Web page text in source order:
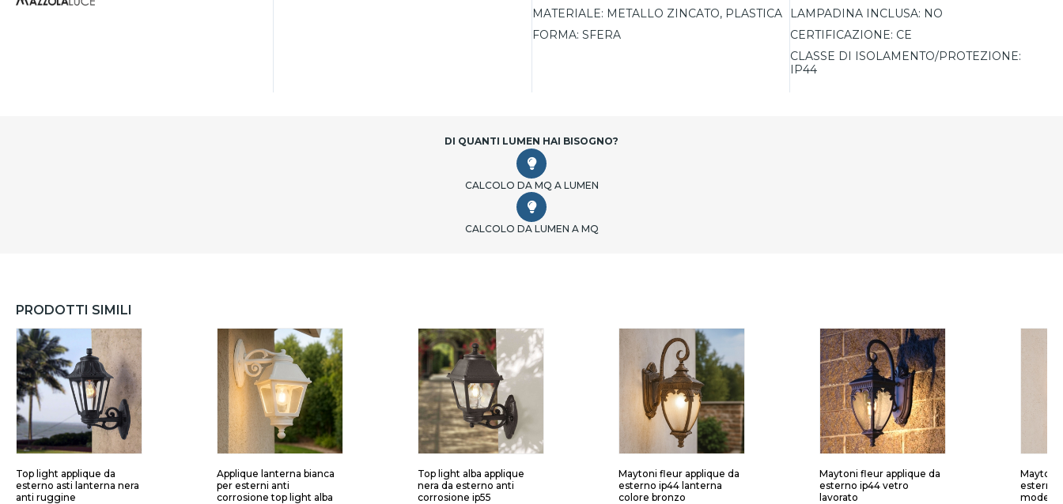
MATERIALE: METALLO ZINCATO, PLASTICA
FORMA: SFERA
LAMPADINA INCLUSA: NO
CERTIFICAZIONE: CE
CLASSE DI ISOLAMENTO/PROTEZIONE:
IP44
DI QUANTI LUMEN HAI BISOGNO?
CALCOLO DA MQ A LUMEN
CALCOLO DA LUMEN A MQ
PRODOTTI SIMILI
Top light applique da
esterno asti lanterna nera
anti ruggine
Applique lanterna bianca
per esterni anti
corrosione top light alba
Top light alba applique
nera da esterno anti
corrosione ip55
Maytoni fleur applique da
esterno ip44 lanterna
colore bronzo
Maytoni fleur applique da
esterno ip44 vetro
lavorato
Maytoni
esterno